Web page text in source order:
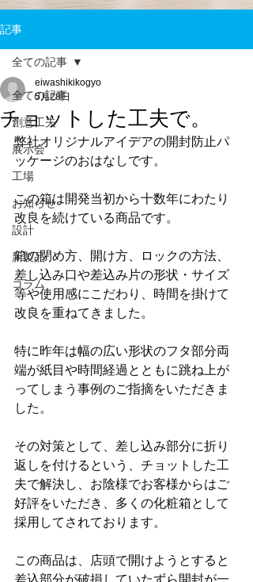
記事
全ての記事
創意工夫
展示会
工場
お知らせ
設計
新製品
コラム
全ての記事
チョットした工夫で。
eiwashikikogyo
5月28日
弊社オリジナルアイデアの開封防止パ
ッケージのおはなしです。
この箱は開発当初から十数年にわたり
改良を続けている商品です。
箱の閉め方、開け方、ロックの方法、
差し込み口や差込み片の形状・サイズ
等や使用感にこだわり、時間を掛けて
改良を重ねてきました。
特に昨年は幅の広い形状のフタ部分両
端が紙目や時間経過とともに跳ね上が
ってしまう事例のご指摘をいただきま
した。
その対策として、差し込み部分に折り
返しを付けるという、チョットした工
夫で解決し、お陰様でお客様からはご
好評をいただき、多くの化粧箱として
採用してされております。
この商品は、店頭で開けようとすると
差込部分が破損していたずら開封が一